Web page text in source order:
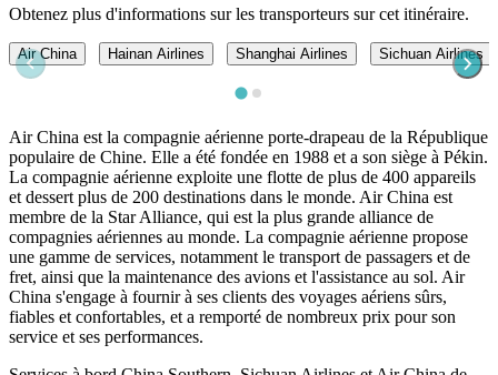
Obtenez plus d'informations sur les transporteurs sur cet itinéraire.
Air China Hainan Airlines Shanghai Airlines Sichuan Airlines
Air China est la compagnie aérienne porte-drapeau de la République
populaire de Chine. Elle a été fondée en 1988 et a son siège à Pékin.
La compagnie aérienne exploite une flotte de plus de 400 appareils
et dessert plus de 200 destinations dans le monde. Air China est
membre de la Star Alliance, qui est la plus grande alliance de
compagnies aériennes au monde. La compagnie aérienne propose
une gamme de services, notamment le transport de passagers et de
fret, ainsi que la maintenance des avions et l'assistance au sol. Air
China s'engage à fournir à ses clients des voyages aériens sûrs,
fiables et confortables, et a remporté de nombreux prix pour son
service et ses performances.